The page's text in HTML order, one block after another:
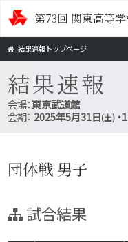
第73回 関東高等
結果速報トップページ
結果速報
会場：東京武道館
会期： 2025年5月31日(土) ・
団体戦 男子
試合結果